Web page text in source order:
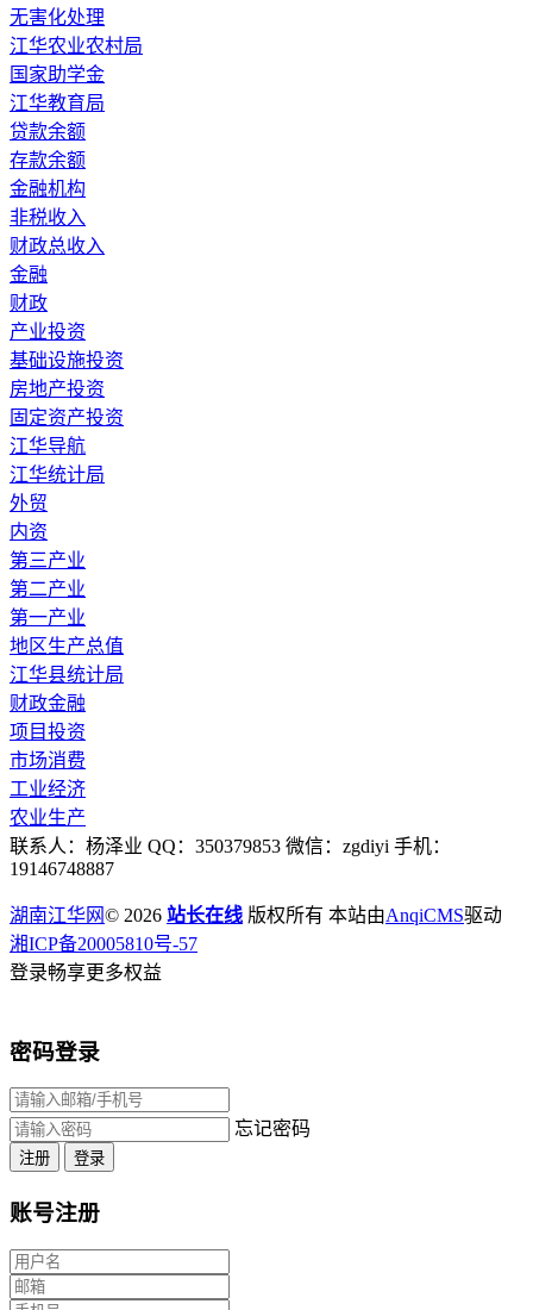
无害化处理
江华农业农村局
国家助学金
江华教育局
贷款余额
存款余额
金融机构
非税收入
财政总收入
金融
财政
产业投资
基础设施投资
房地产投资
固定资产投资
江华导航
江华统计局
外贸
内资
第三产业
第二产业
第一产业
地区生产总值
江华县统计局
财政金融
项目投资
市场消费
工业经济
农业生产
联系人：杨泽业 QQ：350379853 微信：zgdiyi 手机：
19146748887
湖南江华网© 2026 站长在线 版权所有 本站由AnqiCMS驱动
湘ICP备20005810号-57
登录畅享更多权益
密码登录
忘记密码
注册 登录
账号注册